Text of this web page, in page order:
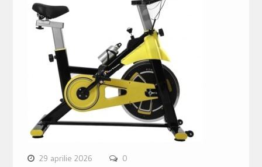
29 aprilie 2026 0